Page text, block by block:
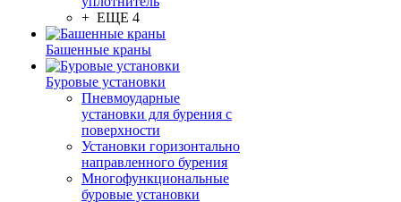
+ ЕЩЕ 4
Башенные краны
Буровые установки
Пневмоударные
установки для бурения с
поверхности
Установки горизонтально
направленного бурения
Многофункциональные
буровые установки